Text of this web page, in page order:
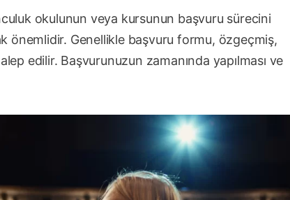
okulunun veya kursunun başvuru sürecini
önemlidir. Genellikle başvuru formu, özgeçmiş,
edilir. Başvurunuzun zamanında yapılması ve